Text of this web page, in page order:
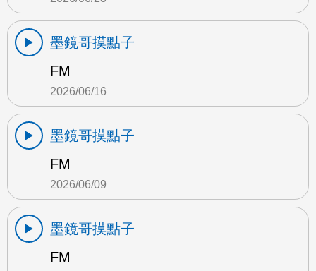
墨鏡哥摸點子
FM
2026/06/16
墨鏡哥摸點子
FM
2026/06/09
墨鏡哥摸點子
FM